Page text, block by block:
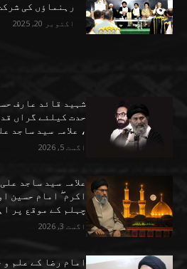
رہنماؤں کی
اکتوبر 20, 2025
شہید قائد عارف
حدت کیلئے گراں
، علامہ سید ساجد
اگست 5, 2026
علامہ سید ساجد
اکرم ۖ امام حسین
چہلم کے موقع پر
اگست 3, 2026
امام رضا کے علم و